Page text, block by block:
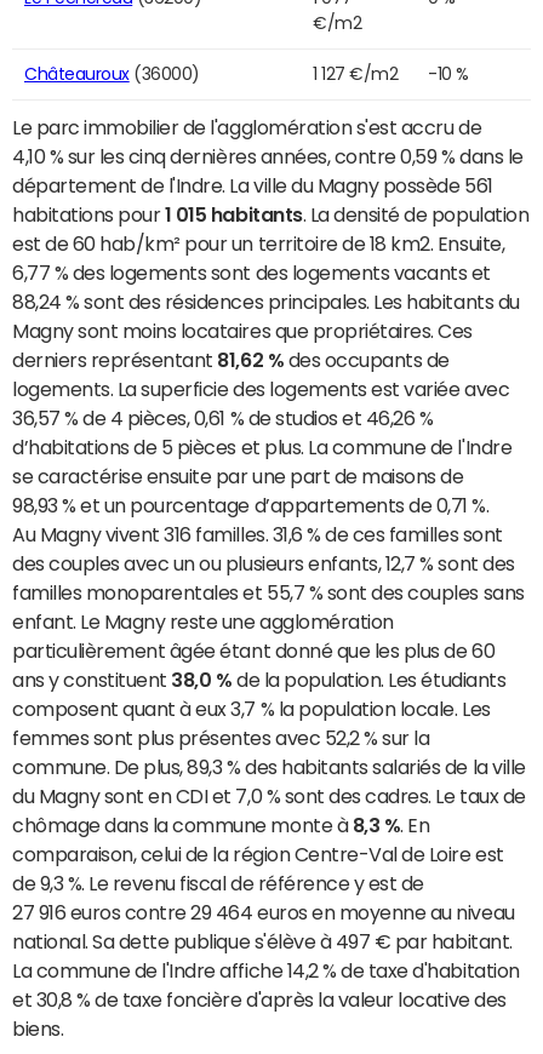
€/m2
Châteauroux(36000) 1 127 €/m2 -10 %
Le parc immobilier de l'agglomération s'est accru de
4,10 % sur les cinq dernières années, contre 0,59 % dans le
département de l'Indre. La ville du Magny possède 561
habitations pour1 015 habitants. La densité de population
est de 60 hab/km² pour un territoire de 18 km2. Ensuite,
6,77 % des logements sont des logements vacants et
88,24 % sont des résidences principales. Les habitants du
Magny sont moins locataires que propriétaires. Ces
derniers représentant 81,62 % des occupants de
logements. La superficie des logements est variée avec
36,57 % de 4 pièces, 0,61 % de studios et 46,26 %
d’habitations de 5 pièces et plus. La commune de l'Indre
se caractérise ensuite par une part de maisons de
98,93 % et un pourcentage d’appartements de 0,71 %.
Au Magny vivent 316 familles. 31,6 % de ces familles sont
des couples avec un ou plusieurs enfants, 12,7 % sont des
familles monoparentales et 55,7 % sont des couples sans
enfant. Le Magny reste une agglomération
particulièrement âgée étant donné que les plus de 60
ans y constituent 38,0 % de la population. Les étudiants
composent quant à eux 3,7 % la population locale. Les
femmes sont plus présentes avec 52,2 % sur la
commune. De plus, 89,3 % des habitants salariés de la ville
du Magny sont en CDI et 7,0 % sont des cadres. Le taux de
chômage dans la commune monte à 8,3 % . En
comparaison, celui de la région Centre-Val de Loire est
de 9,3 %. Le revenu fiscal de référence y est de
27 916 euros contre 29 464 euros en moyenne au niveau
national. Sa dette publique s'élève à 497 € par habitant.
La commune de l'Indre affiche 14,2 % de taxe d'habitation
et 30,8 % de taxe foncière d'après la valeur locative des
biens.